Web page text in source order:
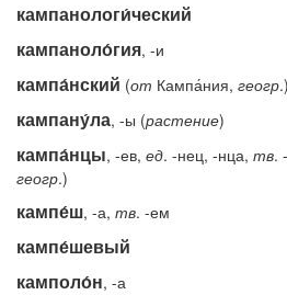
кампанологи́ческий
кампаноло́гия, -и
кампа́нский (от Кампа́ния, геогр.)
кампану́ла, -ы (растение)
кампа́нцы, -ев, ед. -нец, -нца, тв.
геогр.)
кампе́ш, -а, тв. -ем
кампе́шевый
камполо́н, -а